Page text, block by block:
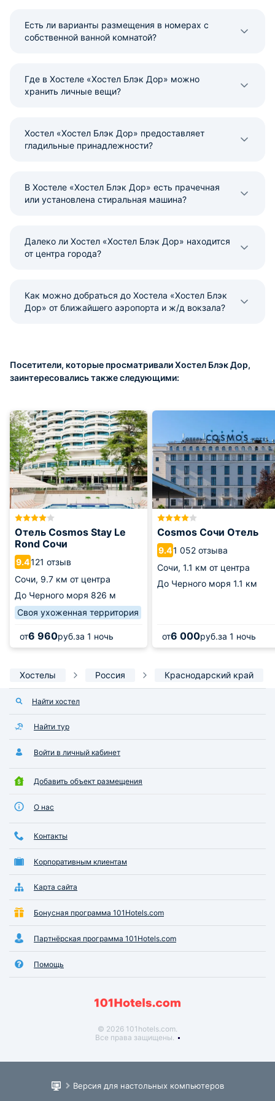
Есть ли варианты размещения в номерах с
собственной ванной комнатой?
Где в Хостеле «Хостел Блэк Дор» можно
хранить личные вещи?
Хостел «Хостел Блэк Дор» предоставляет
гладильные принадлежности?
В Хостеле «Хостел Блэк Дор» есть прачечная
или установлена стиральная машина?
Далеко ли Хостел «Хостел Блэк Дор» находится
от центра города?
Как можно добраться до Хостела «Хостел Блэк
Дор» от ближайшего аэропорта и ж/д вокзала?
Посетители, которые просматривали Хостел Блэк Дор,
заинтересовались также следующими:
Отель Cosmos Stay Le
Rond Сочи
9.4121 отзыв
Сочи, 9.7 км от центра
До Черного моря 826 м
Своя ухоженная территория
от6 960руб.за 1 ночь
Cosmos Сочи Отель
9.41 052 отзыва
Сочи, 1.1 км от центра
До Черного моря 1.1 км
от6 000руб.за 1 ночь
Хостелы Россия Краснодарский край
Найти хостел
Найти тур
Войти в личный кабинет
Добавить объект размещения
О нас
Контакты
Корпоративным клиентам
Карта сайта
Бонусная программа 101Hotels.com
Партнёрская программа 101Hotels.com
Помощь
© 2026 101hotels.com.
Все права защищены.
Версия для настольных компьютеров